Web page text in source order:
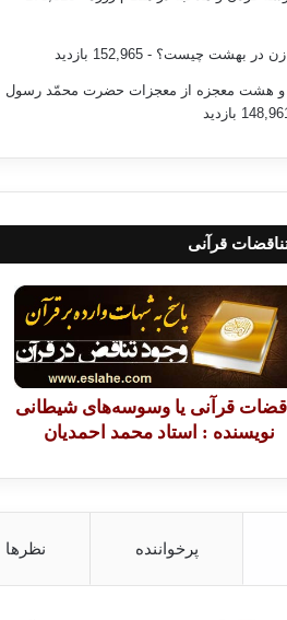
در بهشت چیست؟ - 152,965 بازدید
هشت معجزه از معجزات حضرت محمّد رسول
قرآنی
قرآنی یا وسوسه‌های شیطانی
نویسنده : استاد محمد احمدیان
پرخواننده نظرها